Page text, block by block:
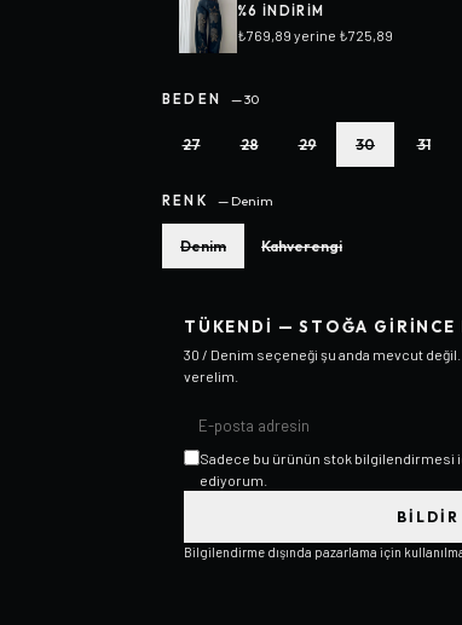
%6 INDIRIM
₺769,89 yerine ₺725,89
BEDEN —30
27 28 29 30 31
RENK — Denim
Denim Kahverengi
TÜKENDI — STOĞA GIRINCE
30 / Denim seçeneği şu anda mevcut
verelim.
Sadece bu ürünün stok bilgilendirmesi
ediyorum.
BILDIR
Bilgilendirme dışında pazarlama için